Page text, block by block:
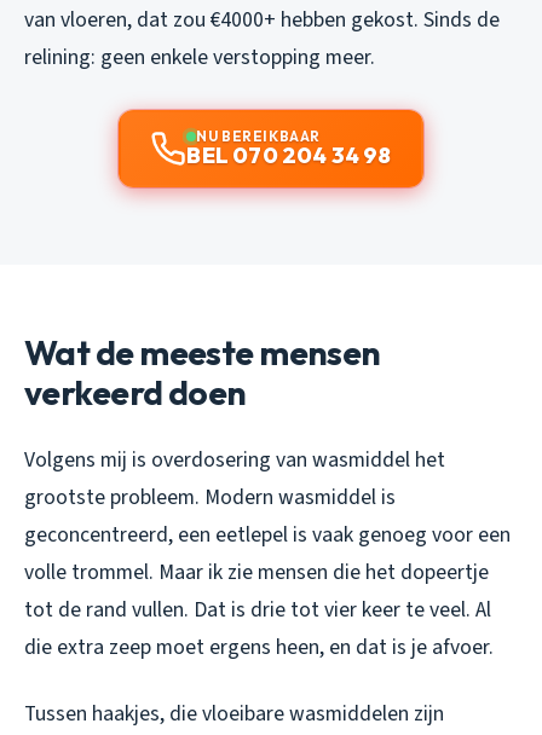
van vloeren, dat zou €4000+ hebben gekost. Sinds de
relining: geen enkele verstopping meer.
NU BEREIKBAAR
BEL 070 204 34 98
Wat de meeste mensen
verkeerd doen
Volgens mij is overdosering van wasmiddel het
grootste probleem. Modern wasmiddel is
geconcentreerd, een eetlepel is vaak genoeg voor een
volle trommel. Maar ik zie mensen die het dopeertje
tot de rand vullen. Dat is drie tot vier keer te veel. Al
die extra zeep moet ergens heen, en dat is je afvoer.
Tussen haakjes, die vloeibare wasmiddelen zijn